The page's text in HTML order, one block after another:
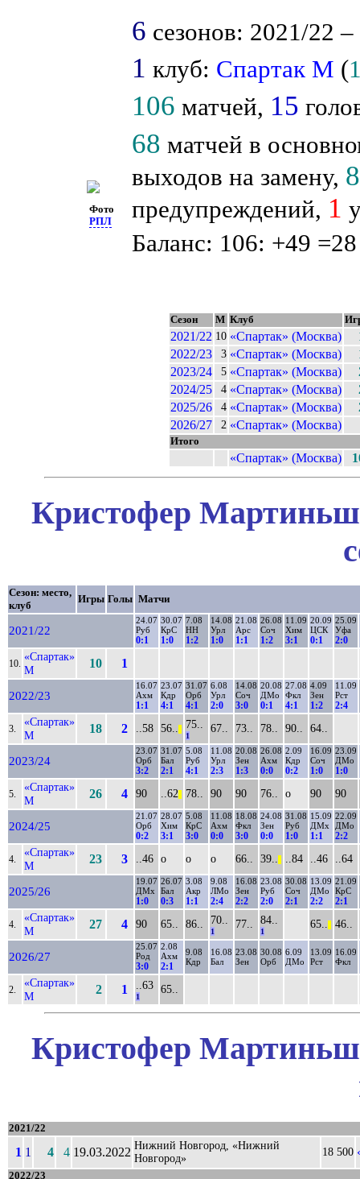
Фото
РПЛ
6 сезонов: 2021/22
1 клуб: Спартак М (
106 матчей, 15
68 матчей в
выходов на замену, 8
предупреждений, 1
Баланс: 106: +49
Сезон М Клуб
2021/22 10 «Спартак» (Москва)
2022/23
3 «Спартак» (Москва)
2023/24
5 «Спартак» (Москва)
2024/25
4 «Спартак» (Москва)
2025/26
4 «Спартак» (Москва)
2026/27
2 «Спартак» (Москва)
Итого
«Спартак» (Москва)
Кристофер Мартиньш
Сезон: место,
клуб
Игры Голы Матчи
2021/22
24.07
Руб
0:1
30.07
КрС
1:0
7.08
НН
1:2
14.08
Урл
1:0
21.08
Арс
1:1
26.08
Соч
1:2
11.09
Хим
3:1
20.09
ЦСК
0:1
25.09
Уфа
2:0
10.
«Спартак»
М
10 1
2022/23
16.07
Ахм
1:1
23.07
Кдр
4:1
31.07
Орб
4:1
6.08
Урл
2:0
14.08
Соч
3:0
20.08
ДМо
0:1
27.08
Фкл
4:1
4.09
Зен
1:2
11.09
Рст
2:4
3.
«Спартак»
М
18 2 ..58 56.. 75..
1
67.. 73.. 78.. 90.. 64..
2023/24
23.07
Орб
3:2
31.07
Бал
2:1
5.08
Руб
4:1
11.08
Урл
2:3
20.08
Зен
1:3
26.08
Ахм
0:0
2.09
Кдр
0:2
16.09
Соч
1:0
23.09
ДМо
1:0
5.
«Спартак»
М
26 4 90 ..62 78.. 90 90 76.. о 90 90
2024/25
21.07
Орб
0:2
28.07
Хим
3:1
5.08
КрС
3:0
11.08
Ахм
0:0
18.08
Фкл
3:0
24.08
Зен
0:0
31.08
Руб
1:0
15.09
ДМх
1:1
22.09
ДМо
2:2
4.
«Спартак»
М
23 3 ..46 о о о 66.. 39.. ..84 ..46 ..64
2025/26
19.07
ДМх
1:0
26.07
Бал
0:3
3.08
Акр
1:1
9.08
ЛМо
2:4
16.08
Зен
2:2
23.08
Руб
2:0
30.08
Соч
2:1
13.09
ДМо
2:2
21.09
КрС
2:1
4.
«Спартак»
М
27 4 90 65.. 86.. 70..
1
77.. 84..
1
65.. 46..
2026/27
25.07
Род
3:0
2.08
Ахм
2:1
9.08
Кдр
16.08
Бал
23.08
Зен
30.08
Орб
6.09
ДМо
13.09
Рст
16.09
Фкл
2.
«Спартак»
М
2 1 ..63
1
65..
Кристофер Мартиньш
2021/22
1 1 4 4 19.03.2022 Нижний Новгород, «Нижний
Новгород»
18 500
2022/23